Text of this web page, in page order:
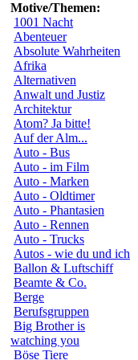
Motive/Themen:
1001 Nacht
Abenteuer
Absolute Wahrheiten
Afrika
Alternativen
Anwalt und Justiz
Architektur
Atom? Ja bitte!
Auf der Alm...
Auto - Bus
Auto - im Film
Auto - Marken
Auto - Oldtimer
Auto - Phantasien
Auto - Rennen
Auto - Trucks
Autos - wie du und ich
Ballon & Luftschiff
Beamte & Co.
Berge
Berufsgruppen
Big Brother is
watching you
Böse Tiere